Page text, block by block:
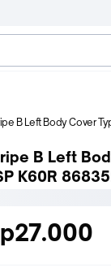
Left Body Cover Type 1 Honda Vario 125 eSP K60R
B Left
K60R